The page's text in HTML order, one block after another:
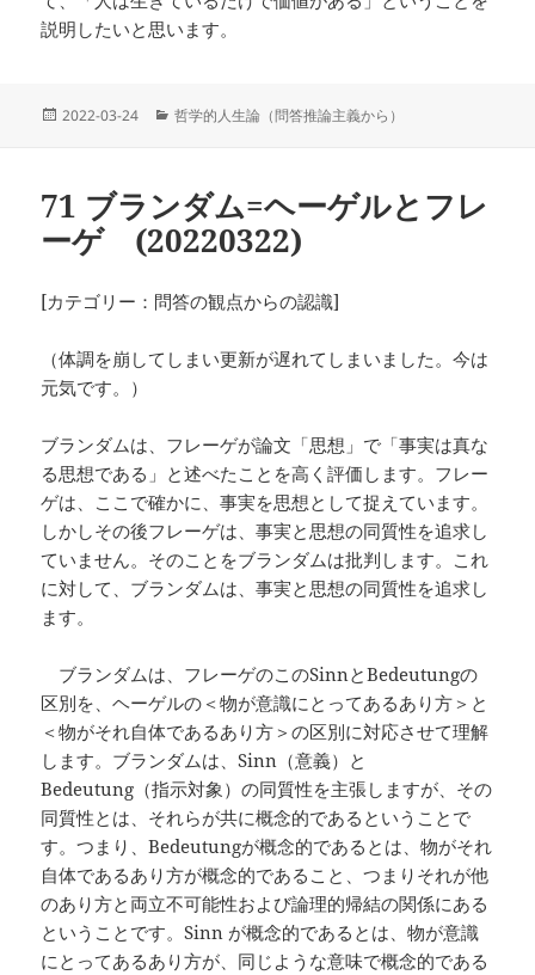
説明したいと思います。
投
2022-03-24
カ
ー
哲学的人生論（問答推論主義から）
71 ブランダム=ヘーゲルとフレ
ーゲ (20220322)
[カテゴリー：問答の観点からの認識]
（体調を崩してしまい更新が遅れてしまいました。今は
元気です。）
ブランダムは、フレーゲが論文「思想」で「事実は真な
る思想である」と述べたことを高く評価します。フレー
ゲは、ここで確かに、事実を思想として捉えています。
しかしその後フレーゲは、事実と思想の同質性を追求し
ていません。そのことをブランダムは批判します。これ
に対して、ブランダムは、事実と思想の同質性を追求し
ます。
ブランダムは、フレーゲのこのSinnとBedeutungの
区別を、ヘーゲルの＜物が意識にとってあるあり方＞と
＜物がそれ自体であるあり方＞の区別に対応させて理解
します。ブランダムは、Sinn（意義）と
Bedeutung（指示対象）の同質性を主張しますが、その
同質性とは、それらが共に概念的であるということで
す。つまり、Bedeutungが概念的であるとは、物がそれ
自体であるあり方が概念的であること、つまりそれが他
のあり方と両立不可能性および論理的帰結の関係にある
ということです。Sinn が概念的であるとは、物が意識
にとってあるあり方が、同じような意味で概念的である